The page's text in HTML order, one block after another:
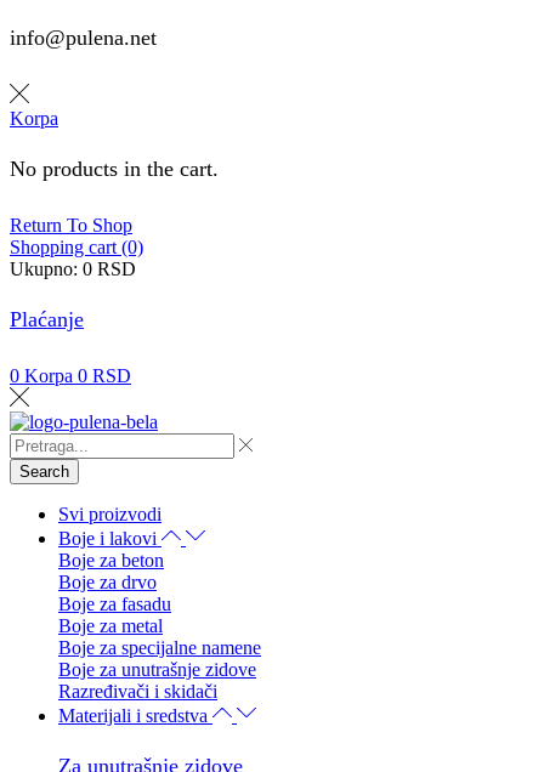
info@pulena.net
Korpa
No products in the cart.
Return To Shop
Shopping cart (0)
Ukupno: 0 RSD
Plaćanje
0 Korpa 0 RSD
Search
Svi proizvodi
Boje i lakovi
Boje za beton
Boje za drvo
Boje za fasadu
Boje za metal
Boje za specijalne namene
Boje za unutrašnje zidove
Razređivači i skidači
Materijali i sredstva
Za unutrašnje zidove